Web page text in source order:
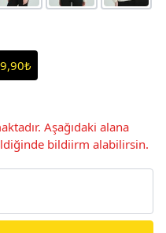
Aşağıdaki alana
bildiirm alabilirsin.